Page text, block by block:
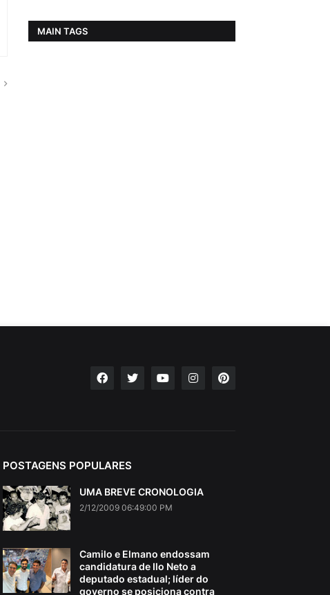
MAIN TAGS
POSTAGENS POPULARES
UMA BREVE CRONOLOGIA
2/12/2009 06:49:00 PM
Camilo e Elmano endossam
candidatura de Ilo Neto a
deputado estadual; líder do
governo se posiciona contra